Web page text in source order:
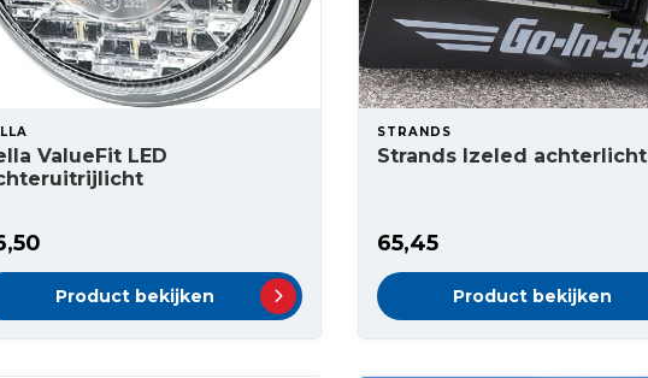
ValueFit LED
Product bekijken
STRANDS
Strands Izeled achterlicht
65,45
Product bekijken